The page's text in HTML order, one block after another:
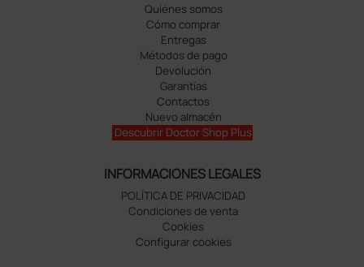
Quiénes somos
Cómo comprar
Entregas
Métodos de pago
Devolución
Garantías
Contactos
Nuevo almacén
Descubrir Doctor Shop Plus
INFORMACIONES LEGALES
POLÍTICA DE PRIVACIDAD
Condiciones de venta
Cookies
Configurar cookies